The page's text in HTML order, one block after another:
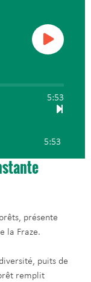
5:53
5:53
présente
la Fraze.
puits de
remplit